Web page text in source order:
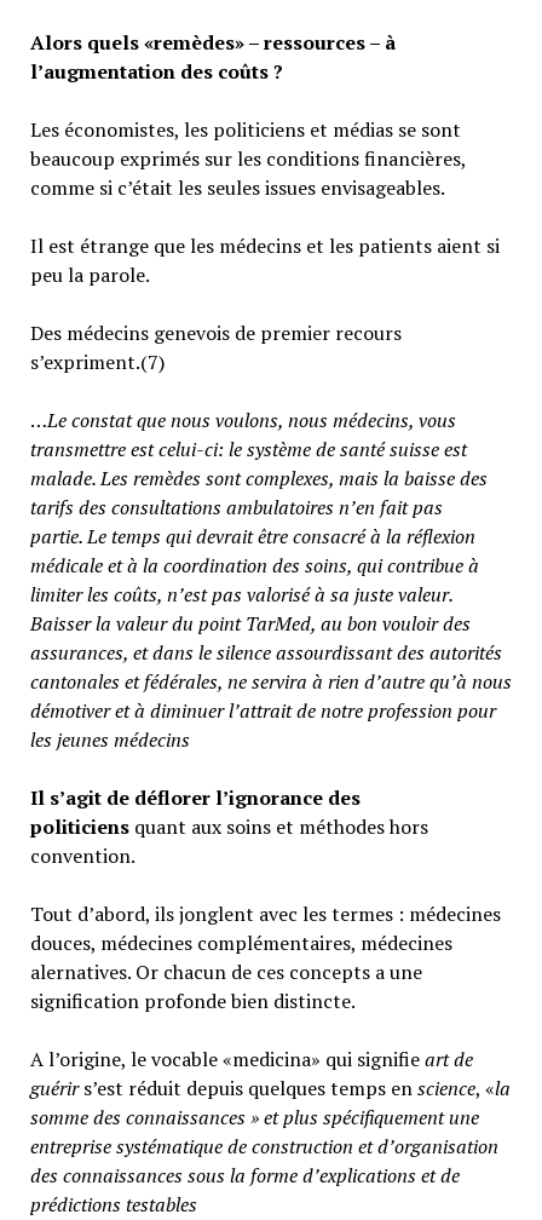
Alors quels «remèdes» – ressources – à
l’augmentation des coûts ?
Les économistes, les politiciens et médias se sont
beaucoup exprimés sur les conditions financières,
comme si c’était les seules issues envisageables.
Il est étrange que les médecins et les patients aient si
peu la parole.
Des médecins genevois de premier recours
s’expriment.(7)
…Le constat que nous voulons, nous médecins, vous
transmettre est celui-ci: le système de santé suisse est
malade. Les remèdes sont complexes, mais la baisse des
tarifs des consultations ambulatoires n’en fait pas
partie.Le temps qui devrait être consacré à la réflexion
médicale et à la coordination des soins, qui contribue à
limiter les coûts, n’est pas valorisé à sa juste valeur.
Baisser la valeur du point TarMed, au bon vouloir des
assurances, et dans le silence assourdissant des autorités
cantonales et fédérales, ne servira à rien d’autre qu’à nous
démotiver et à diminuer l’attrait de notre profession pour
les jeunes médecins
Il s’agit de déflorer l’ignorance des
politiciensquant aux soins et méthodes hors
convention.
Tout d’abord, ils jonglent avec les termes : médecines
douces, médecines complémentaires, médecines
alernatives. Or chacun de ces concepts a une
signification profonde bien distincte.
A l’origine, le vocable «medicina» qui signifieart de
guérirs’est réduit depuis quelques temps enscience, «la
somme des connaissances » et plus spécifiquement une
entreprise systématique de construction et d’organisation
des connaissances sous la forme d’explications et de
prédictions testables